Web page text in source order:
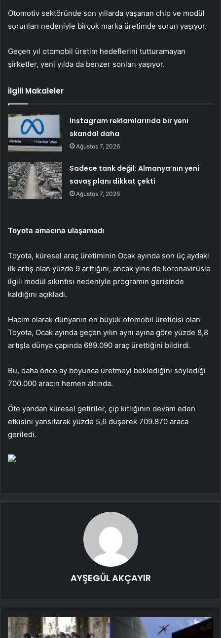
Otomotiv sektöründe son yıllarda yaşanan chip ve modül
sorunları nedeniyle birçok marka üretimde sorun yaşıyor.
Geçen yıl otomobil üretim hedeflerini tutturamayan
şirketler, yeni yılda da benzer sonları yaşıyor.
İlgili Makaleler
Instagram reklamlarında bir yeni
skandal daha
Ağustos 7, 2026
Sadece tank değil: Almanya’nın yeni
savaş planı dikkat çekti
Ağustos 7, 2026
Toyota amacına ulaşamadı
Toyota, küresel araç üretiminin Ocak ayında son üç aydaki
ilk artış olan yüzde 9 arttığını, ancak yine de koronavirüsle
ilgili modül sıkıntısı nedeniyle programın gerisinde
kaldığını açıkladı.
Hacim olarak dünyanın en büyük otomobil üreticisi olan
Toyota, Ocak ayında geçen yılın aynı ayına göre yüzde 8,8
artışla dünya çapında 689.090 araç ürettiğini bildirdi.
Bu, daha önce ay boyunca üretmeyi beklediğini söylediği
700.000 aracın hemen altında.
Öte yandan küresel getiriler, çip kıtlığının devam eden
etkisini yansıtarak yüzde 5,6 düşerek 709.870 araca
geriledi.
AYŞEGÜL AKÇAYIR